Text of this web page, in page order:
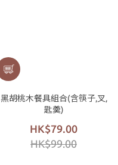
黑胡桃木餐具組合(含筷子,叉,
匙羮)
HK$79.00
HK$99.00